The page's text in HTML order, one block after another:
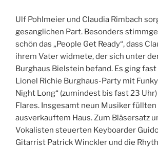
Ulf Pohlmeier und Claudia Rimbach
gesanglichen Part. Besonders
schön das „People Get Ready“, dass
ihrem Vater widmete, der sich unter
Burghaus Bielstein befand. Es ging
Lionel Richie Burghaus-Party mit
Night Long“ (zumindest bis fast 23
Flares. Insgesamt neun Musiker
ausverkauftem Haus. Zum Bläsersatz
Vokalisten steuerten Keyboarder
Gitarrist Patrick Winckler und die